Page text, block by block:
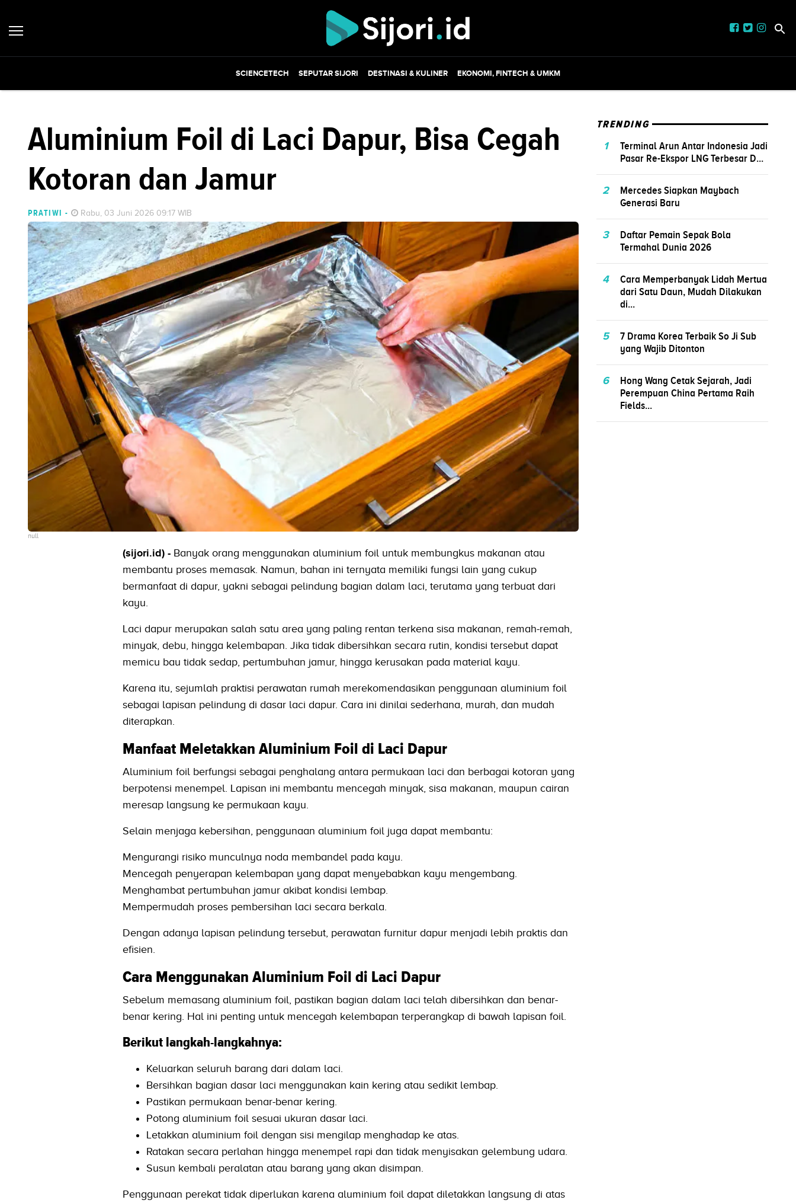
SCIENCETECH SEPUTAR SIJORI DESTINASI & KULINER EKONOMI, FINTECH & UMKM
Aluminium Foil di Laci Dapur, Bisa Cegah
Kotoran dan Jamur
PRATIWI - Rabu, 03 Juni 2026 09:17 WIB
null
(sijori.id) - Banyak orang menggunakan aluminium foil untuk membungkus makanan atau
membantu proses memasak. Namun, bahan ini ternyata memiliki fungsi lain yang cukup
bermanfaat di dapur, yakni sebagai pelindung bagian dalam laci, terutama yang terbuat dari
kayu.
Laci dapur merupakan salah satu area yang paling rentan terkena sisa makanan, remah-remah,
minyak, debu, hingga kelembapan. Jika tidak dibersihkan secara rutin, kondisi tersebut dapat
memicu bau tidak sedap, pertumbuhan jamur, hingga kerusakan pada material kayu.
Karena itu, sejumlah praktisi perawatan rumah merekomendasikan penggunaan aluminium foil
sebagai lapisan pelindung di dasar laci dapur. Cara ini dinilai sederhana, murah, dan mudah
diterapkan.
Manfaat Meletakkan Aluminium Foil di Laci Dapur
Aluminium foil berfungsi sebagai penghalang antara permukaan laci dan berbagai kotoran yang
berpotensi menempel. Lapisan ini membantu mencegah minyak, sisa makanan, maupun cairan
meresap langsung ke permukaan kayu.
Selain menjaga kebersihan, penggunaan aluminium foil juga dapat membantu:
Mengurangi risiko munculnya noda membandel pada kayu.
Mencegah penyerapan kelembapan yang dapat menyebabkan kayu mengembang.
Menghambat pertumbuhan jamur akibat kondisi lembap.
Mempermudah proses pembersihan laci secara berkala.
Dengan adanya lapisan pelindung tersebut, perawatan furnitur dapur menjadi lebih praktis dan
efisien.
Cara Menggunakan Aluminium Foil di Laci Dapur
Sebelum memasang aluminium foil, pastikan bagian dalam laci telah dibersihkan dan benar-
benar kering. Hal ini penting untuk mencegah kelembapan terperangkap di bawah lapisan foil.
Berikut langkah-langkahnya:
Keluarkan seluruh barang dari dalam laci.
Bersihkan bagian dasar laci menggunakan kain kering atau sedikit lembap.
Pastikan permukaan benar-benar kering.
Potong aluminium foil sesuai ukuran dasar laci.
Letakkan aluminium foil dengan sisi mengilap menghadap ke atas.
Ratakan secara perlahan hingga menempel rapi dan tidak menyisakan gelembung udara.
Susun kembali peralatan atau barang yang akan disimpan.
Penggunaan perekat tidak diperlukan karena aluminium foil dapat diletakkan langsung di atas
TRENDING
1
Terminal Arun Antar Indonesia Jadi
Pasar Re-Ekspor LNG Terbesar D...
2
Mercedes Siapkan Maybach
Generasi Baru
3
Daftar Pemain Sepak Bola
Termahal Dunia 2026
4
Cara Memperbanyak Lidah Mertua
dari Satu Daun, Mudah Dilakukan
di...
5
7 Drama Korea Terbaik So Ji Sub
yang Wajib Ditonton
6
Hong Wang Cetak Sejarah, Jadi
Perempuan China Pertama Raih
Fields...